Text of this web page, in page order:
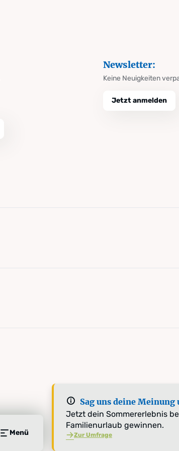
Menü
Sag uns deine Meinung
Jetzt dein Sommererlebnis
Familienurlaub gewinnen.
Zur Umfrage
Newsletter:
Keine Neuigkeiten
Jetzt anmelden